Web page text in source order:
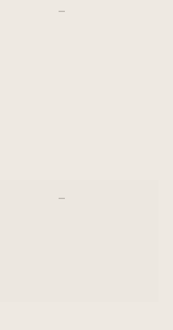
–
–